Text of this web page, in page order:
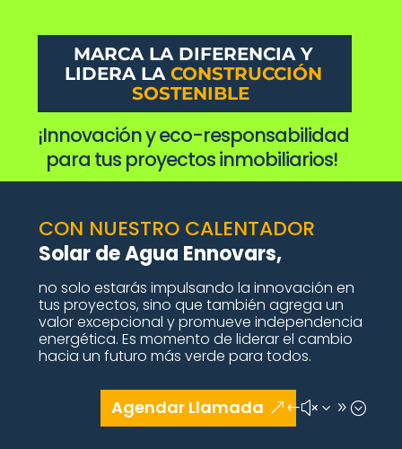
MARCA LA DIFERENCIA Y
LIDERA LACONSTRUCCIÓN
SOSTENIBLE
¡Innovación y eco-responsabilidad
para tus proyectos inmobiliarios!
CON NUESTRO CALENTADOR
Solar de Agua Ennovars,
no solo estarás impulsando la innovación en
tus proyectos, sino que también agrega un
valor excepcional y promueve independencia
energética. Es momento de liderar el cambio
hacia un futuro más verde para todos.
Agendar Llamada